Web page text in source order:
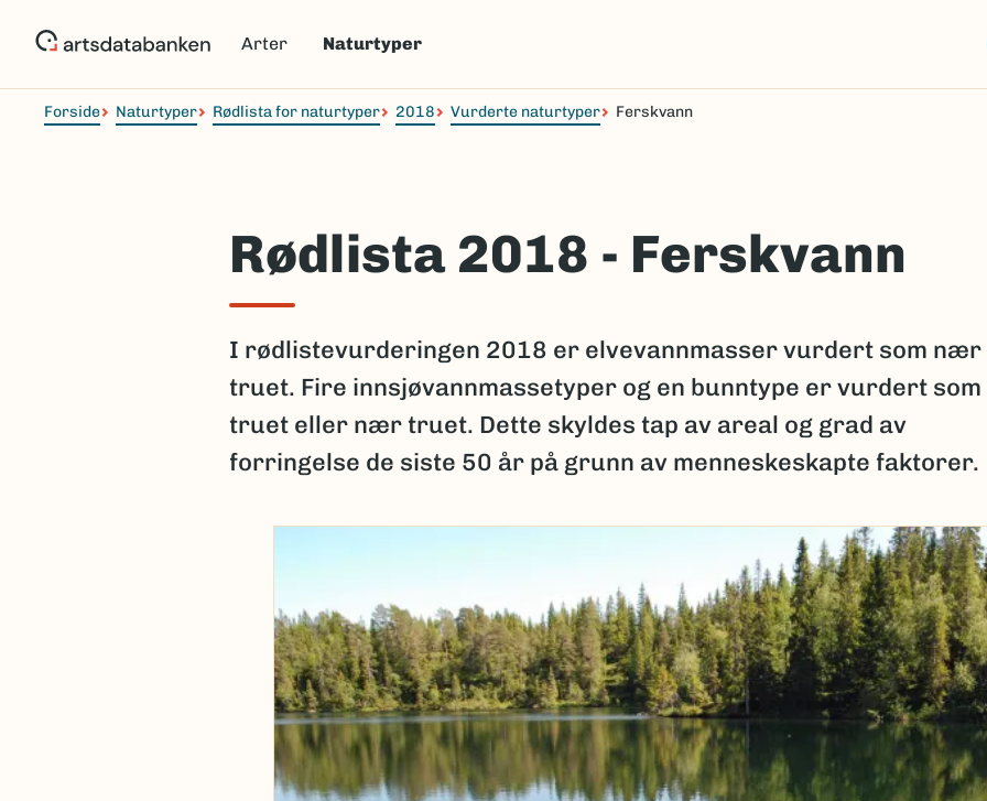
Arter Naturtyper
Forside Naturtyper Rødlista for naturtyper 2018 Vurderte naturtyper Ferskvann
Rødlista 2018 - Ferskvann
I rødlistevurderingen 2018 er elvevannmasser vurdert som nær
truet. Fire innsjøvannmassetyper og en bunntype er vurdert som
truet eller nær truet. Dette skyldes tap av areal og grad av
forringelse de siste 50 år på grunn av menneskeskapte faktorer.